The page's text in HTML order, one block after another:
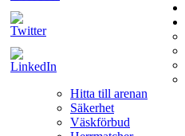
Hitta till arenan
Säkerhet
Väskförbud